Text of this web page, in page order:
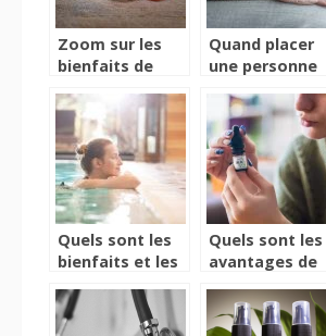
Zoom sur les
bienfaits de
naturelle
Quand placer
une personne
maladie de
Parkison en
EHPAD ?
Quels sont les
bienfaits et les
cures thermales
?
Quels sont les
avantages de